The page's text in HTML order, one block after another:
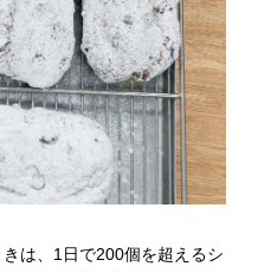
は、1日で200個を超えるシ